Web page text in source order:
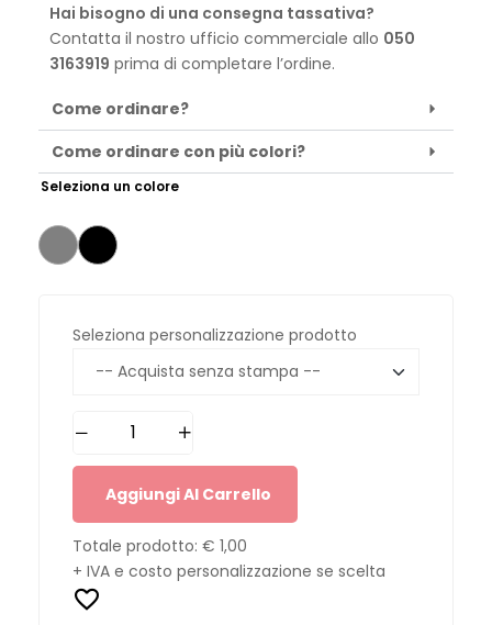
Hai bisogno di una consegna tassativa?
Contatta il nostro ufficio commerciale allo 050
3163919 prima di completare l’ordine.
Come ordinare?
Come ordinare con più colori?
Seleziona un colore
Seleziona personalizzazione prodotto
Aggiungi Al Carrello
Totale prodotto: € 1,00
+ IVA e costo personalizzazione se scelta